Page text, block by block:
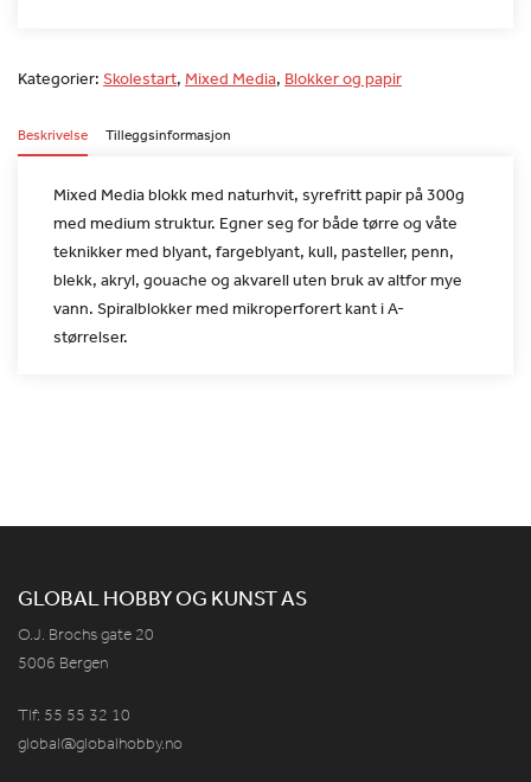
Kategorier: Skolestart, Mixed Media, Blokker og papir
Beskrivelse Tilleggsinformasjon
Mixed Media blokk med naturhvit, syrefritt papir på 300g
med medium struktur. Egner seg for både tørre og våte
teknikker med blyant, fargeblyant, kull, pasteller, penn,
blekk, akryl, gouache og akvarell uten bruk av altfor mye
vann. Spiralblokker med mikroperforert kant i A-
størrelser.
GLOBAL HOBBY OG KUNST AS
O.J. Brochs gate 20
5006 Bergen
Tlf: 55 55 32 10
global@globalhobby.no